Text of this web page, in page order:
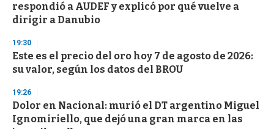
respondió a AUDEF y explicó por qué vuelve a
dirigir a Danubio
19:30
Este es el precio del oro hoy 7 de agosto de 2026:
su valor, según los datos del BROU
19:26
Dolor en Nacional: murió el DT argentino Miguel
Ignomiriello, que dejó una gran marca en las